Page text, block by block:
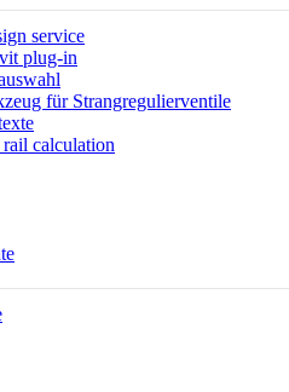
service
plug-in
für Strangregulierventile
calculation